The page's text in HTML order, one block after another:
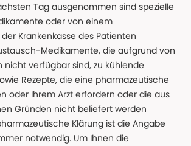
Tag ausgenommen sind spezielle
oder von einem
Krankenkasse des Patienten
Medikamente, die aufgrund von
nicht verfügbar sind, zu kühlende
Rezepte, die eine pharmazeutische
oder Ihrem Arzt erfordern oder die aus
Gründen nicht beliefert werden
Klärung ist die Angabe
notwendig. Um Ihnen die